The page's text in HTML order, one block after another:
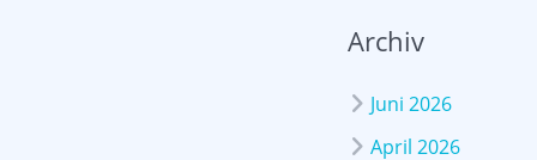
Archiv
Juni 2026
April 2026